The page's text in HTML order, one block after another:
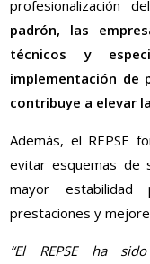
profesionalización
padrón, las
técnicos y
implementación de
contribuye a elevar
Además, el REPSE
evitar esquemas de
mayor
prestaciones y
“El REPSE ha